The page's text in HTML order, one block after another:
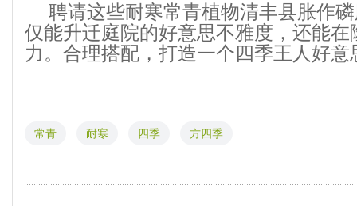
聘请这些耐寒常青植物清丰县胀作
仅能升迁庭院的好意思不雅度，还能
力。合理搭配，打造一个四季王人好
常青 耐寒 四季 方四季